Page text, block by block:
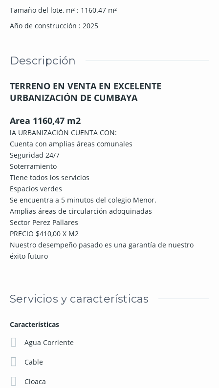
Tamaño del lote, m² : 1160.47 m²
Año de construcción : 2025
Descripción
TERRENO EN VENTA EN EXCELENTE
URBANIZACIÓN DE CUMBAYA
Area 1160,47 m2
lA URBANIZACIÓN CUENTA CON:
Cuenta con amplias áreas comunales
Seguridad 24/7
Soterramiento
Tiene todos los servicios
Espacios verdes
Se encuentra a 5 minutos del colegio Menor.
Amplias áreas de circularción adoquinadas
Sector Perez Pallares
PRECIO $410,00 X M2
Nuestro desempeño pasado es una garantía de nuestro
éxito futuro
Servicios y características
Características
Agua Corriente
Cable
Cloaca